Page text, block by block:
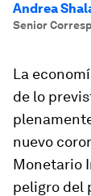
Andrea
Senior
La
de lo
nuevo
Monetario
peligro del